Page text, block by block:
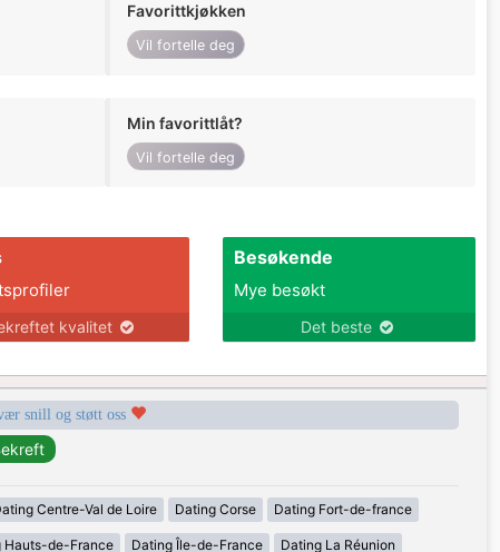
Favorittkjøkken
Vil fortelle deg
Min favorittlåt?
Vil fortelle deg
kvalitet
Besøkende
Mye besøkt
Det beste
snill og støtt oss
Centre-Val de Loire Dating Corse Dating Fort-de-france
Hauts-de-France Dating Île-de-France Dating La Réunion